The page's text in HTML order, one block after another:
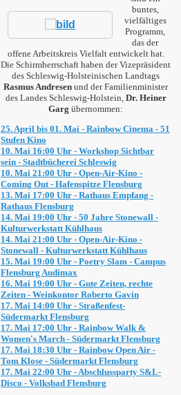
buntes,
vielfältiges
Programm,
das der
offene Arbeitskreis Vielfalt entwickelt hat.
Die Schirmherrschaft haben der Vizepräsident
des Schleswig-Holsteinischen Landtags
Rasmus Andresen und der Familienminister
des Landes Schleswig-Holstein, Dr. Heiner
Garg übernommen:
25. April bis 01. Mai - Rainbow Cinema - 51
Stufen Kino
10. Mai 16:00 Uhr - Workshop Sichtbar
sein - Stadtbücherei Schleswig
10. Mai 21:00 Uhr - Open-Air-Kino -
Coming Out - Hafenspitze Flensburg
13. Mai 17:00 Uhr - Rathaus Empfang -
Rathaus Flensburg
14. Mai 19:00 Uhr - 50 Jahre Stonewall -
Kulturwerkstatt Kühlhaus
14. Mai 21:00 Uhr - Open-Air-Kino -
Stonewall - Kulturwerkstatt Kühlhaus
15. Mai 19:00 Uhr - Poetry Slam - Campus
Flensburg Audimax
16. Mai 19:00 Uhr - Gute Zeiten, rechte
Zeiten - Weinkontor Roberto Gavin
17. Mai 14:00 Uhr - Straßenfest-
Südermarkt Flensburg
17. Mai 17:00 Uhr - Rainbow Walk &
Women's March - Südermarkt Flensburg
17. Mai 18:30 Uhr - Rainbow Open Air -
Tom Klose - Südermarkt Flensburg
17. Mai 22:00 Uhr - Abschlussparty S&L-
Disco - Volksbad Flensburg